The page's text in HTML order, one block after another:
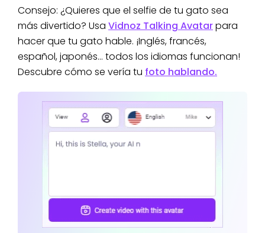
Consejo: ¿Quieres que el selfie de tu gato sea
más divertido? Usa Vidnoz Talking Avatarpara
hacer que tu gato hable. ¡Inglés, francés,
español, japonés... todos los idiomas funcionan!
Descubre cómo se vería tu foto hablando.